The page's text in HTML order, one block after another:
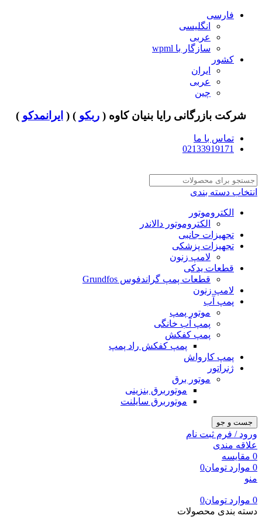
فارسی
انگلیسی
عربی
سازگار با wpml
کشور
ایران
عربی
چین
شرکت بازرگانی رایا بنیان کاوه ( ربکو ) ( ایرانمدکو )
تماس با ما
02133919171
انتخاب دسته بندی
الکتروموتور
الکتروموتور دالاندر
تجهیزات جانبی
تجهیزات پزشکی
لامپ زنون
قطعات یدکی
قطعات پمپ گراندفوس Grundfos
لامپ زنون
پمپ آب
موتور پمپ
پمپ آب خانگی
پمپ کفکش
پمپ کفکش راد پمپ
پمپ کارواش
ژنراتور
موتور برق
موتوربرق بنزینی
موتوربرق سایلنت
جست و جو
ورود / فرم ثبت نام
علاقه مندی
0 مقایسه
0 موارد تومان0
منو
0 موارد تومان0
دسته بندی محصولات